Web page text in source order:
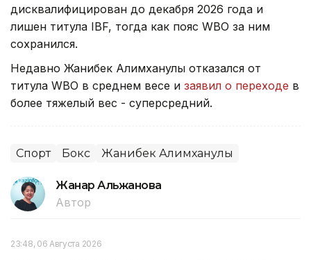
дисквалифицирован до декабря 2026 года и
лишен титула IBF, тогда как пояс WBO за ним
сохранился.
Недавно Жанибек Алимханулы отказался от
титула WBO в среднем весе и заявил о переходе в
более тяжелый вес - суперсредний.
Спорт Бокс Жанибек Алимханулы
Жанар Альжанова
Автор
23:48, 06 Августа 2026